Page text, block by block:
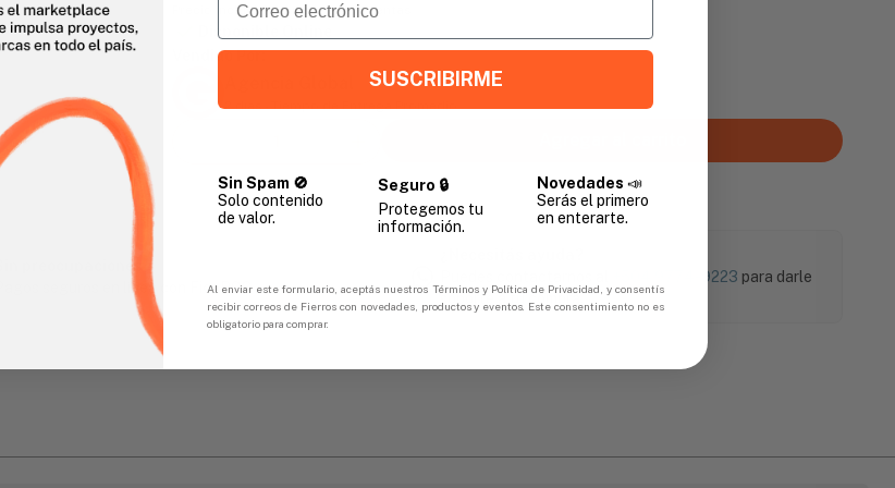
Precio incluye impuesto sobre ventas
Disponible Online
Vendido Por:
2 días - Tiempo de Entrega Promedio
Sin preocupaciones
Pagos seguros en línea con FicoPOS
+504 9774-9223 para darle
soporte a tu compra.
SUSCRIBIRME
Sin Spam 🚫
Solo contenido
de valor.
Seguro 🔒
Protegemos tu
información.
Novedades📣
Serás el primero
en enterarte.
Al enviar este formulario, aceptás nuestros Términos y Política de Privacidad, y consentís
recibir correos de Fierros con novedades, productos y eventos. Este consentimiento no es
obligatorio para comprar.